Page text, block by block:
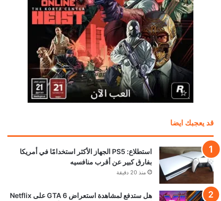
قد يعجبك ايضا
استطلاع: PS5 الجهاز الأكثر استخدامًا في أمريكا
بفارق كبير عن أقرب منافسيه
منذ 20 دقيقة
هل ستدفع لمشاهدة استعراض GTA 6 على Netflix